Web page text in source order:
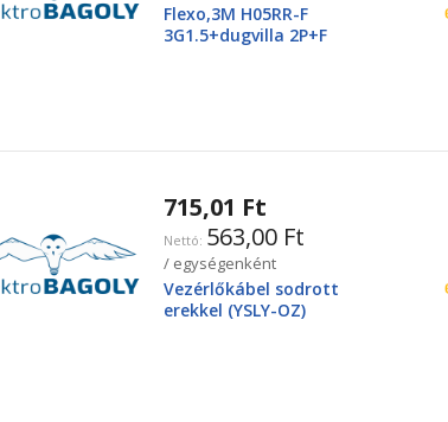
Flexo,3M H05RR-F
3G1.5+dugvilla 2P+F
715,01 Ft
563,00 Ft
/ egységenként
Vezérlőkábel sodrott
erekkel (YSLY-OZ)